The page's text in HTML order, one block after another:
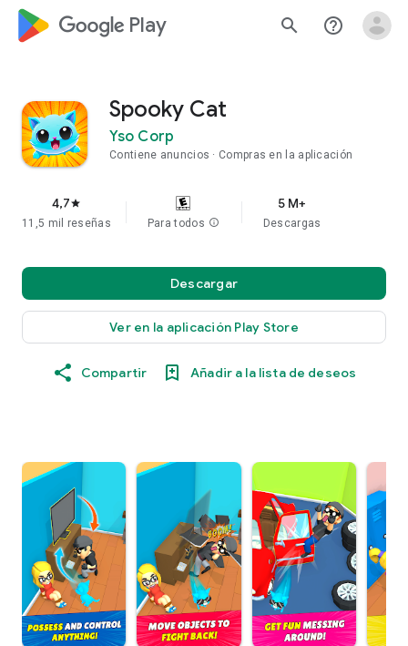
google_logo Play search help_outline
Spooky Cat
Yso Corp
Contiene anuncios Compras en la aplicación
4,7star
11,5 mil reseñas Para todos info
5 M+
Descargas
Descargar
Ver en la aplicación Play Store
Compartir Añadir a la lista de deseos